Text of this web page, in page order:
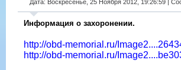
Дата: Воскресенье, 25 Ноября 2012, 19:26:59 |
Информация о захоронении.
http://obd-memorial.ru/
http://obd-memorial.ru/